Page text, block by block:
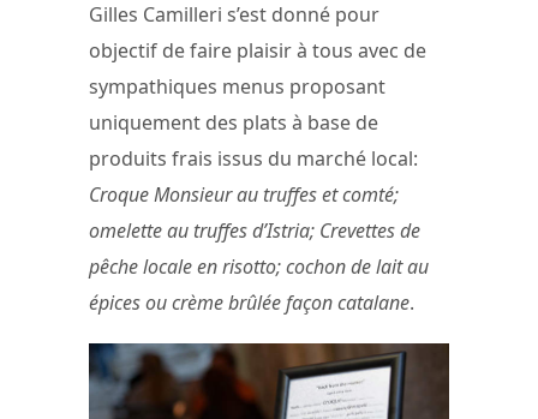
Gilles Camilleri s’est donné pour
objectif de faire plaisir à tous avec de
sympathiques menus proposant
uniquement des plats à base de
produits frais issus du marché local:
Croque Monsieur au truffes et comté;
omelette au truffes d’Istria; Crevettes de
pêche locale en risotto; cochon de lait au
épices ou crème brûlée façon catalane.